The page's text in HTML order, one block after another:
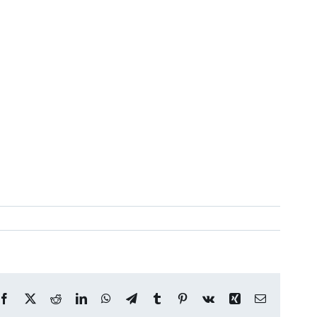
Facebook
X RedditLinkedInWhatsApp
TelegramTumblr Pinterest
Vk Xing Correo